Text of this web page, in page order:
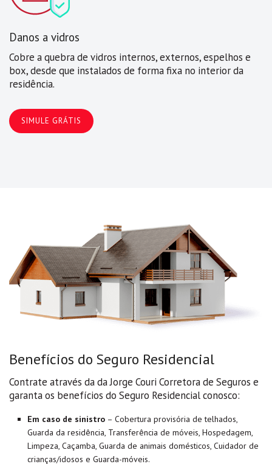
Danos a vidros
Cobre a quebra de vidros internos, externos, espelhos e
box, desde que instalados de forma fixa no interior da
residência.
SIMULE GRÁTIS
Benefícios do Seguro Residencial
Contrate através da da Jorge Couri Corretora de Seguros e
garanta os benefícios do Seguro Residencial conosco:
Em caso de sinistro – Cobertura provisória de telhados,
Guarda da residência, Transferência de móveis, Hospedagem,
Limpeza, Caçamba, Guarda de animais domésticos, Cuidador de
crianças/idosos e Guarda-móveis.